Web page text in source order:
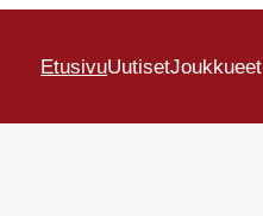
EtusivuUutisetJoukkueet